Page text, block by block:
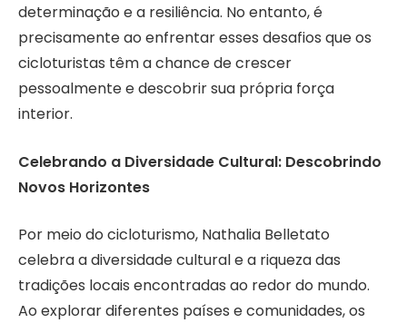
determinação e a resiliência. No entanto, é
precisamente ao enfrentar esses desafios que os
cicloturistas têm a chance de crescer
pessoalmente e descobrir sua própria força
interior.
Celebrando a Diversidade Cultural: Descobrindo
Novos Horizontes
Por meio do cicloturismo, Nathalia Belletato
celebra a diversidade cultural e a riqueza das
tradições locais encontradas ao redor do mundo.
Ao explorar diferentes países e comunidades, os